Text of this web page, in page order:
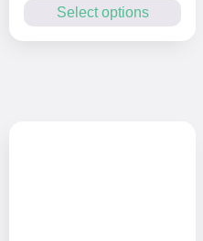
Select options